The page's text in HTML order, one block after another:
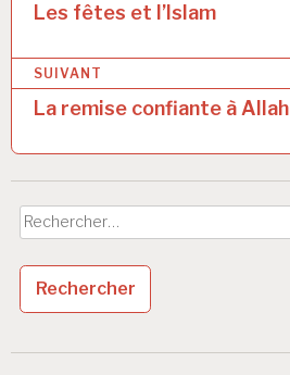
v
i
g
a
t
i
o
n
Les fêtes et l’Islam
SUIVANT
La remise confiante à
Rechercher :